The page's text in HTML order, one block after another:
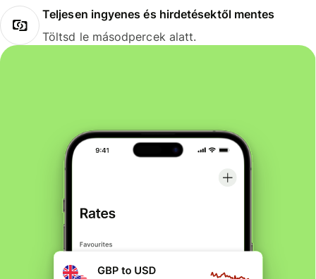
Teljesen ingyenes és hirdetésektől mentes
Töltsd le másodpercek alatt.